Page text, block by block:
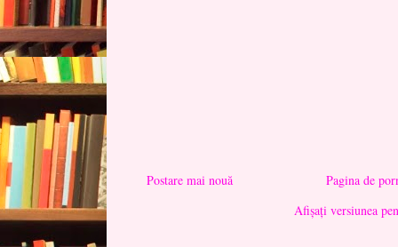
Postare mai nouă
Pagina de
Afișați versiunea